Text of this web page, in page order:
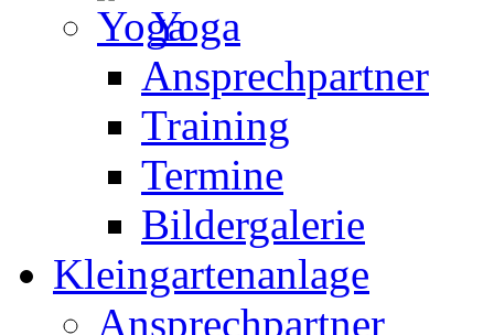
Yoga
Ansprechpartner
Training
Termine
Bildergalerie
Kleingartenanlage
Ansprechpartner